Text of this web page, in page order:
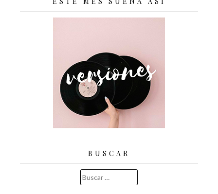
BUSCAR
Buscar: